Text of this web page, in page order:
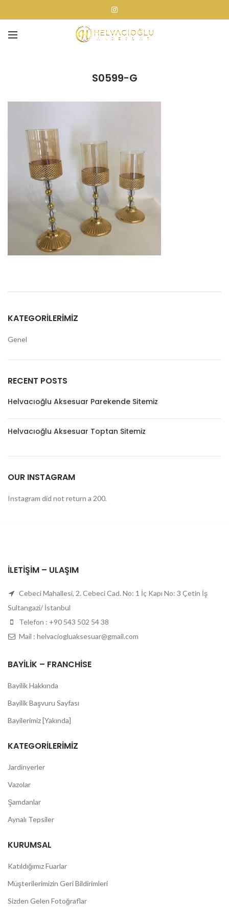
S0599-G
KATEGORILERIMIZ
Genel
RECENT POSTS
Helvacıoğlu Aksesuar Parekende Sitemiz
Helvacıoğlu Aksesuar Toptan Sitemiz
OUR INSTAGRAM
Instagram did not return a 200.
İLETIŞIM – ULAŞIM
Cebeci Mahallesi, 2. Cebeci Cad. No: 1 İç Kapı No: 3 Çetin İş
Sultangazi/ İstanbul
Telefon : +90 543 502 54 38
Mail : helvaciogluaksesuar@gmail.com
BAYILIK – FRANCHISE
Bayilik Hakkında
Bayilik Başvuru Sayfası
Bayilerimiz [Yakında]
KATEGORILERIMIZ
Jardinyerler
Vazolar
Şamdanlar
Aynalı Tepsiler
KURUMSAL
Katıldığımız Fuarlar
Müşterilerimizin Geri Bildirimleri
Sizden Gelen Fotoğraflar